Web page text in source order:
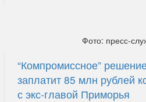
Фото: пресс-
“Компромиссное”
заплатит 85 млн рублей
с экс-главой Приморья